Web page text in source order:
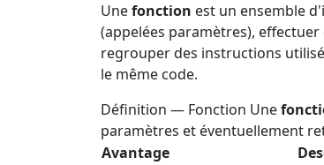
Unefonction est un ensemble
(appelées paramètres),
regrouper des instructions
le même code.
Définition — Fonction Une
paramètres et éventuellement
Avantage